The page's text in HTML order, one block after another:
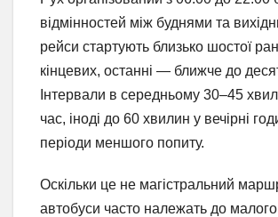
відмінностей між буднями та
рейси стартують близько шостої
кінцевих, останні — ближче до
Інтервали в середньому 30–45
час, іноді до 60 хвилин у вечірні
періоди меншого попиту.
Оскільки це не магістральний
автобуси часто належать до